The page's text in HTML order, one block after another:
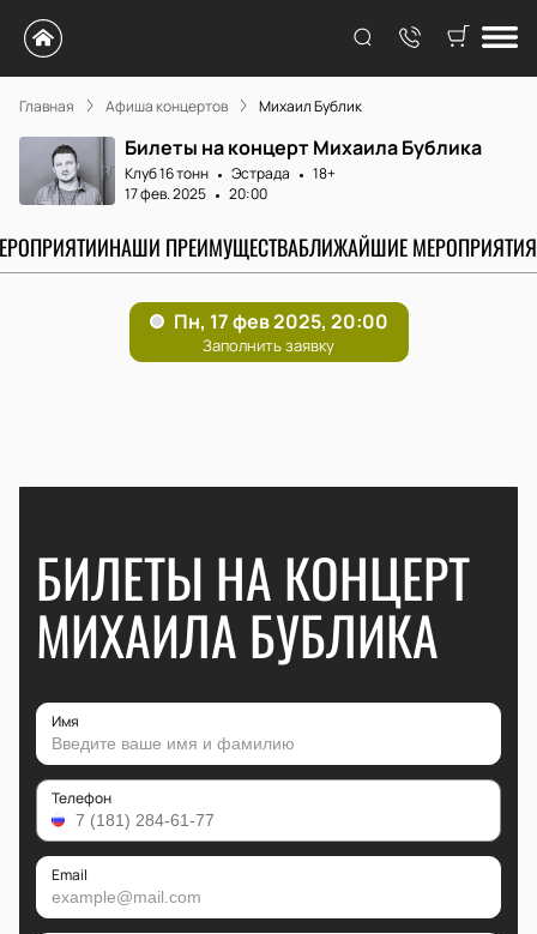
Главная Афиша концертов Михаил Бублик
Билеты на концерт Михаила Бублика
Клуб 16 тонн Эстрада
18+
17 фев. 2025
20:00
НАШИ ПРЕИМУЩЕСТВАБЛИЖАЙШИЕ МЕРОПРИЯТИЯ
БИЛЕТЫ НА КОНЦЕРТ
МИХАИЛА БУБЛИКА
Имя
Телефон
Email